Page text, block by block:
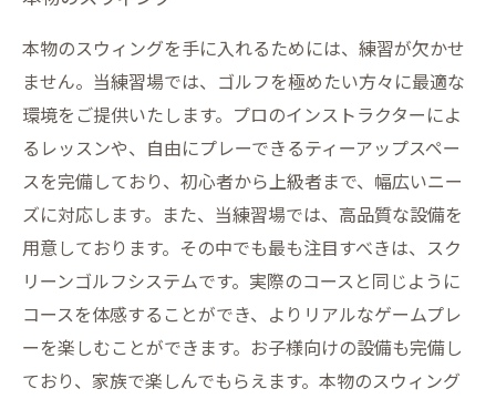
本物のスウィングを手に入れるためには、練習が欠かせ
ません。当練習場では、ゴルフを極めたい方々に最適な
環境をご提供いたします。プロのインストラクターによ
るレッスンや、自由にプレーできるティーアップスペー
スを完備しており、初心者から上級者まで、幅広いニー
ズに対応します。また、当練習場では、高品質な設備を
用意しております。その中でも最も注目すべきは、スク
リーンゴルフシステムです。実際のコースと同じように
コースを体感することができ、よりリアルなゲームプレ
ーを楽しむことができます。お子様向けの設備も完備し
ており、家族で楽しんでもらえます。本物のスウィング